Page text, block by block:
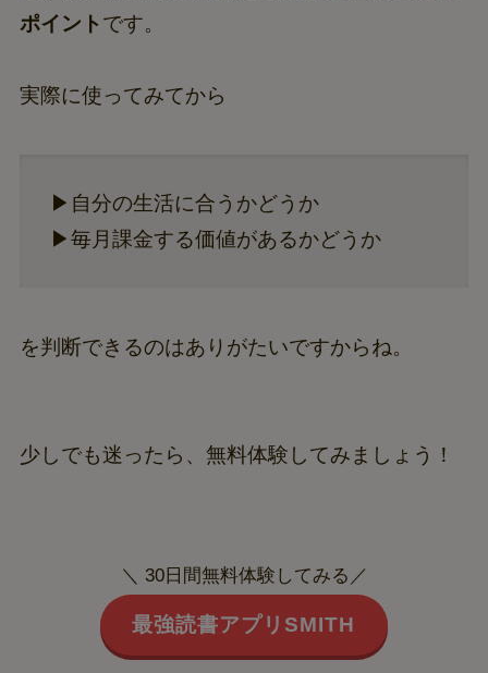
ポイントです。
実際に使ってみてから
▶自分の生活に合うかどうか
▶毎月課金する価値があるかどうか
を判断できるのはありがたいですからね。
少しでも迷ったら、無料体験してみましょう！
＼ 30日間無料体験してみる／
最強読書アプリSMITH